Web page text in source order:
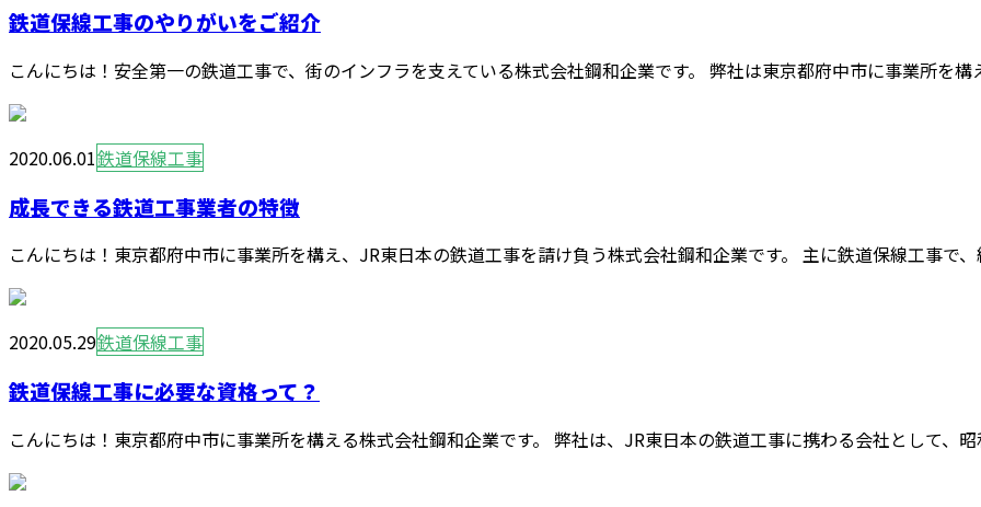
鉄道保線工事のやりがいをご紹介
こんにちは！安全第一の鉄道工事で、街のインフラを支えている株式会社鋼和企業です。 弊社は東京都府中市に事業所を構
2020.06.01鉄道保線工事
成長できる鉄道工事業者の特徴
こんにちは！東京都府中市に事業所を構え、JR東日本の鉄道工事を請け負う株式会社鋼和企業です。 主に鉄道保線工事で
2020.05.29鉄道保線工事
鉄道保線工事に必要な資格って？
こんにちは！東京都府中市に事業所を構える株式会社鋼和企業です。 弊社は、JR東日本の鉄道工事に携わる会社として、